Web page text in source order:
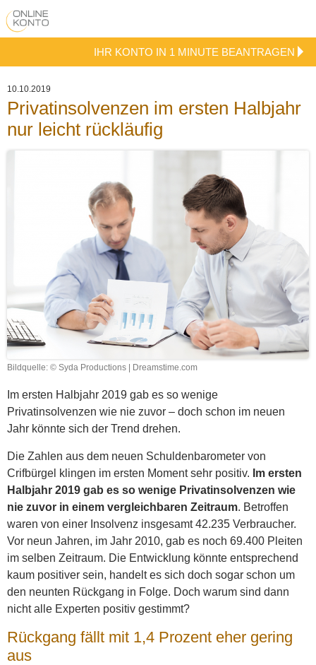
IHR KONTO IN 1 MINUTE BEANTRAGEN
10.10.2019
Privatinsolvenzen im ersten Halbjahr
nur leicht rückläufig
Bildquelle: © Syda Productions | Dreamstime.com
Im ersten Halbjahr 2019 gab es so wenige
Privatinsolvenzen wie nie zuvor – doch schon im neuen
Jahr könnte sich der Trend drehen.
Die Zahlen aus dem neuen Schuldenbarometer von
Crifbürgel klingen im ersten Moment sehr positiv. Im ersten
Halbjahr 2019 gab es so wenige Privatinsolvenzen wie
nie zuvor in einem vergleichbaren Zeitraum. Betroffen
waren von einer Insolvenz insgesamt 42.235 Verbraucher.
Vor neun Jahren, im Jahr 2010, gab es noch 69.400 Pleiten
im selben Zeitraum. Die Entwicklung könnte entsprechend
kaum positiver sein, handelt es sich doch sogar schon um
den neunten Rückgang in Folge. Doch warum sind dann
nicht alle Experten positiv gestimmt?
Rückgang fällt mit 1,4 Prozent eher gering
aus